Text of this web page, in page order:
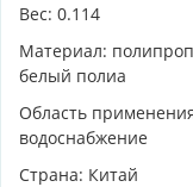
Вес: 0.114
Материал:
белый полиа
Область
водоснабжение
Страна: Китай